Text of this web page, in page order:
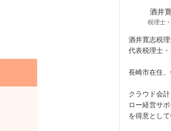
酒井
税理士
酒井寛志税
代表税理士
長崎市在住、
クラウド会
ロー経営サ
を得意として